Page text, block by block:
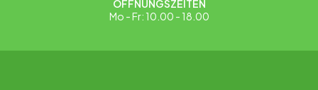
ÖFFNUNGSZEITEN
Mo - Fr: 10.00 - 18.00